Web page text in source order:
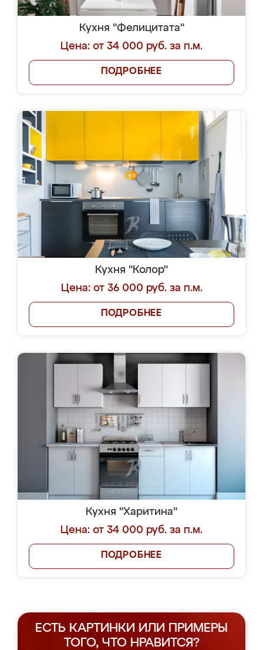
Кухня "Фелицитата"
Цена: от 34 000 руб. за п.м.
ПОДРОБНЕЕ
Кухня "Колор"
Цена: от 36 000 руб. за п.м.
ПОДРОБНЕЕ
Кухня "Харитина"
Цена: от 34 000 руб. за п.м.
ПОДРОБНЕЕ
ЕСТЬ КАРТИНКИ ИЛИ ПРИМЕРЫ
ТОГО, ЧТО НРАВИТСЯ?